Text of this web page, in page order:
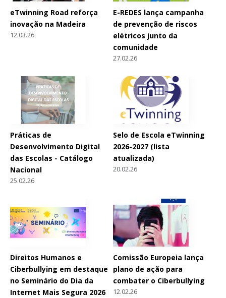
eTwinning Road reforça
inovação na Madeira
12.03.26
E-REDES lança campanha
de prevenção de riscos
elétricos junto da
comunidade
27.02.26
Práticas de
Desenvolvimento Digital
das Escolas - Catálogo
Nacional
25.02.26
Selo de Escola eTwinning
2026-2027 (lista
atualizada)
20.02.26
Direitos Humanos e
Ciberbullying em destaque
no Seminário do Dia da
Internet Mais Segura 2026
Comissão Europeia lança
plano de ação para
combater o Ciberbullying
12.02.26